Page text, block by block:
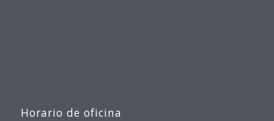
Horario de oficina